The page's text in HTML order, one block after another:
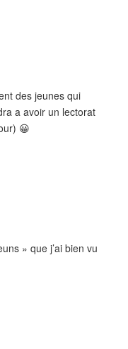
des jeunes qui
a avoir un lectorat
😀
» que j’ai bien vu